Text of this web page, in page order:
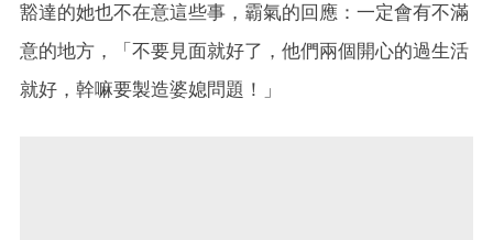
豁達的她也不在意這些事，霸氣的回應：一定會有不滿
意的地方，「不要見面就好了，他們兩個開心的過生活
就好，幹嘛要製造婆媳問題！」